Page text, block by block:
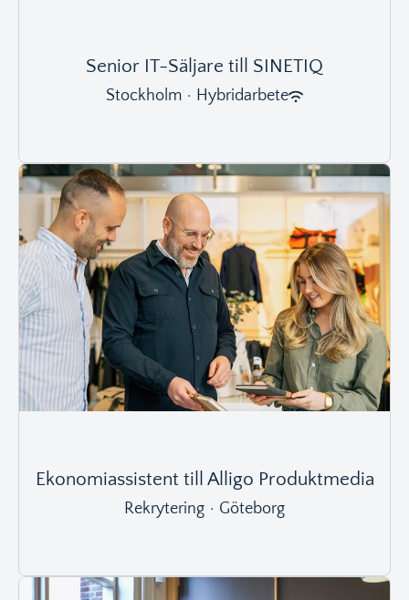
Senior IT-Säljare till SINETIQ
Stockholm · Hybridarbete
Ekonomiassistent till Alligo Produktmedia
Rekrytering · Göteborg